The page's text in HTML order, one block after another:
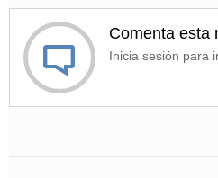
Comenta esta
Inicia sesión para